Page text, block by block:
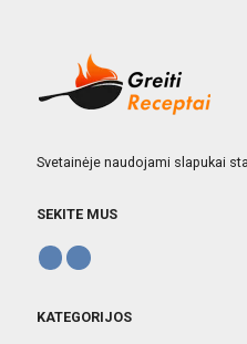
Svetainėje naudojami slapukai
SEKITE MUS
KATEGORIJOS